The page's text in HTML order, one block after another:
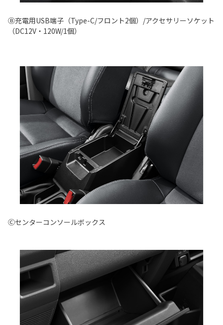
Ⓑ充電用USB端子（Type-C/フロント2個）/アクセサリーソケット
（DC12V・120W/1個）
Ⓒセンターコンソールボックス